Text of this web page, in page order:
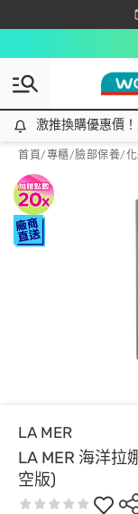
激推換購優惠價！立
激推換購優惠價
首頁/專櫃/臉部保養/
LA MER
LA MER 海洋拉
空版)